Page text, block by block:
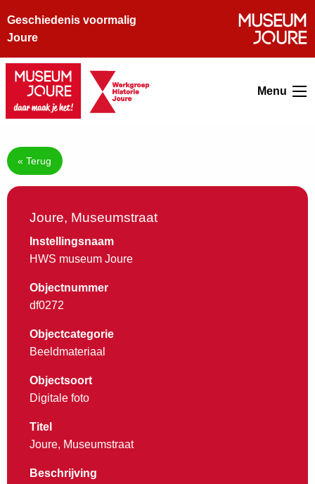
Geschiedenis voormalig
Joure
Menu
« Terug
Joure, Museumstraat
Instellingsnaam
HWS museum Joure
Objectnummer
df0272
Objectcategorie
Beeldmateriaal
Objectsoort
Digitale foto
Titel
Joure, Museumstraat
Beschrijving